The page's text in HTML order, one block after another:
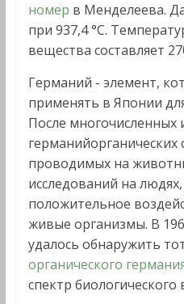
номер в Менделеева.
при 937,4 °С.
вещества составляет
Германий - элемент,
применять в Японии
После многочисленных
германийорганических
проводимых на
исследований на
положительное
живые организмы. В
удалось обнаружить
органического
спектр биологического